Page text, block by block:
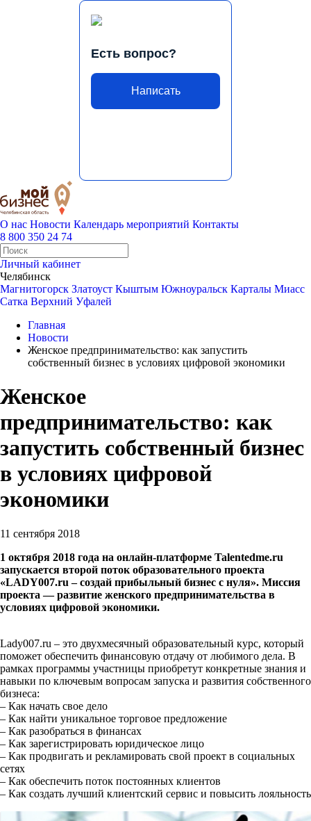
Есть вопрос?
Написать
О нас Новости Календарь мероприятий Контакты
8 800 350 24 74
Личный кабинет
Челябинск
Магнитогорск Златоуст Кыштым Южноуральск Карталы Миасс
Сатка Верхний Уфалей
Главная
Новости
Женское предпринимательство: как запустить
собственный бизнес в условиях цифровой экономики
Женское
предпринимательство: как
запустить собственный бизнес
в условиях цифровой
экономики
11 сентября 2018
1 октября 2018 года на онлайн-платформе Talentedme.ru
запускается второй поток образовательного проекта
«LADY007.ru – создай прибыльный бизнес с нуля». Миссия
проекта — развитие женского предпринимательства в
условиях цифровой экономики.
Lady007.ru – это двухмесячный образовательный курс, который
поможет обеспечить финансовую отдачу от любимого дела. В
рамках программы участницы приобретут конкретные знания и
навыки по ключевым вопросам запуска и развития собственного
бизнеса:
– Как начать свое дело
– Как найти уникальное торговое предложение
– Как разобраться в финансах
– Как зарегистрировать юридическое лицо
– Как продвигать и рекламировать свой проект в социальных
сетях
– Как обеспечить поток постоянных клиентов
– Как создать лучший клиентский сервис и повысить лояльность